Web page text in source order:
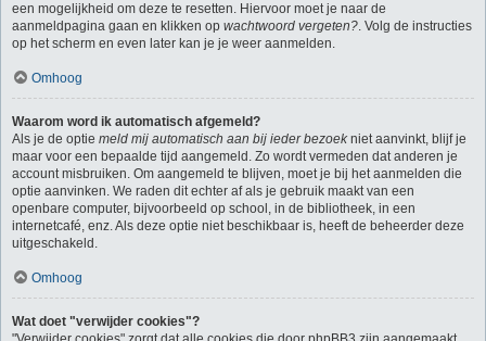
een mogelijkheid om deze te resetten. Hiervoor moet je naar de
aanmeldpagina gaan en klikken op wachtwoord vergeten?. Volg de instructies
op het scherm en even later kan je je weer aanmelden.
Omhoog
Waarom word ik automatisch afgemeld?
Als je de optie meld mij automatisch aan bij ieder bezoek niet aanvinkt, blijf je
maar voor een bepaalde tijd aangemeld. Zo wordt vermeden dat anderen je
account misbruiken. Om aangemeld te blijven, moet je bij het aanmelden die
optie aanvinken. We raden dit echter af als je gebruik maakt van een
openbare computer, bijvoorbeeld op school, in de bibliotheek, in een
internetcafé, enz. Als deze optie niet beschikbaar is, heeft de beheerder deze
uitgeschakeld.
Omhoog
Wat doet "verwijder cookies"?